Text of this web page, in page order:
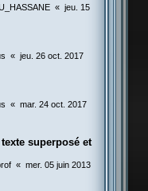
« jeu. 15
« jeu. 26 oct. 2017
« mar. 24 oct. 2017
superposé et
« mer. 05 juin 2013